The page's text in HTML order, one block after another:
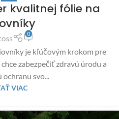
kvalitnej fólie na
0
je kľúčovým krokom pre
zabezpečiť zdravú úrodu a
svo...
VIAC